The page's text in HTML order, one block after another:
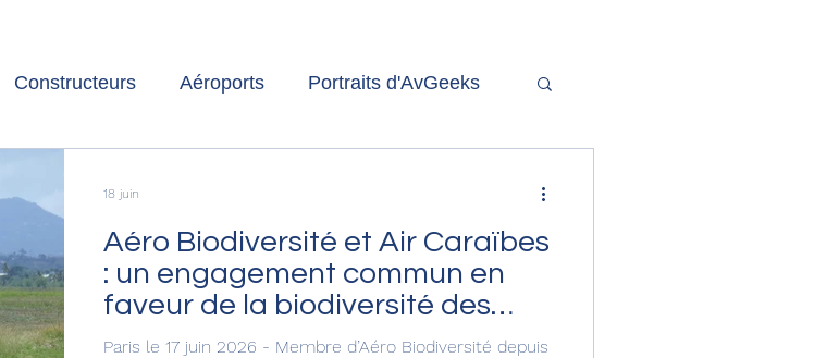
Constructeurs Aéroports Portraits d'AvGeeks
Aéro Biodiversité et Air Caraïbes
: un engagement commun en
faveur de la biodiversité des
Antilles et de la Guyane
Paris le 17 juin 2026 - Membre d’Aéro Biodiversité depuis
18 juin